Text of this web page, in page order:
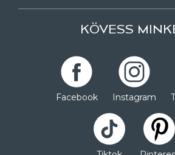
KÖVESS
Facebook Instagram